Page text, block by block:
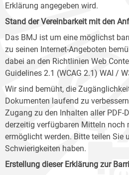
Erklärung angegeben wird.
Stand der Vereinbarkeit mit den
Das BMJ ist um eine möglichst
zu seinen Internet-Angeboten
dabei an den Richtlinien Web
Guidelines 2.1 (WCAG 2.1) WAI /
Wir sind bemüht, die
Dokumenten laufend zu
Zugang zu den Inhalten aller PDF-
derzeitig verfügbaren Mitteln noch
ermöglicht werden. Bitte teilen Sie
Schwierigkeiten haben.
Erstellung dieser Erklärung zur